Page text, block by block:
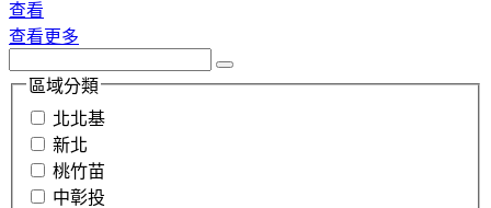
查看
查看更多
區域分類
北北基
新北
桃竹苗
中彰投